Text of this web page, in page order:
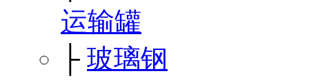
运输罐
├ 玻璃钢